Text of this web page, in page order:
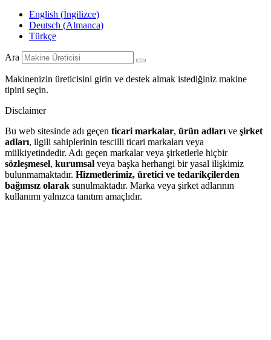
English (İngilizce)
Deutsch (Almanca)
Türkçe
Ara
Makinenizin üreticisini girin ve destek almak istediğiniz makine
tipini seçin.
Disclaimer
Bu web sitesinde adı geçen ticari markalar, ürün adları ve şirket
adları, ilgili sahiplerinin tescilli ticari markaları veya
mülkiyetindedir. Adı geçen markalar veya şirketlerle hiçbir
sözleşmesel, kurumsal veya başka herhangi bir yasal ilişkimiz
bulunmamaktadır. Hizmetlerimiz, üretici ve tedarikçilerden
bağımsız olarak sunulmaktadır. Marka veya şirket adlarının
kullanımı yalnızca tanıtım amaçlıdır.